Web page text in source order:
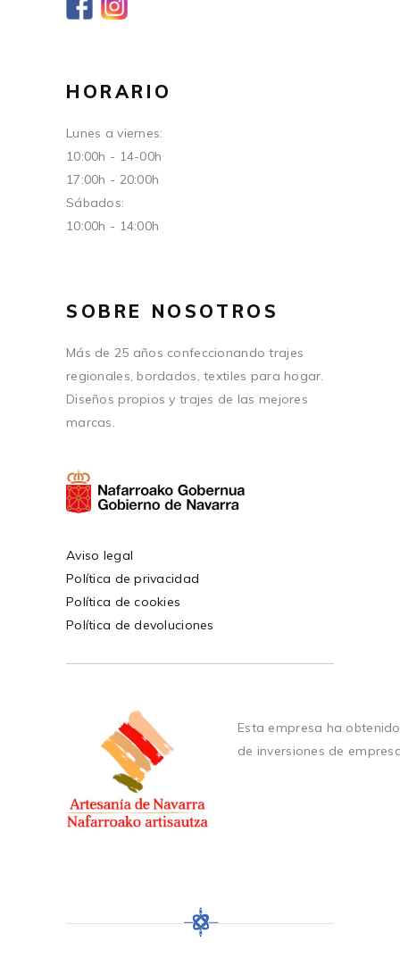
HORARIO
Lunes a viernes:
10:00h - 14-00h
17:00h - 20:00h
Sábados:
10:00h - 14:00h
SOBRE NOSOTROS
Más de 25 años confeccionando trajes
regionales, bordados, textiles para hogar.
Diseños propios y trajes de las mejores
marcas.
Aviso legal
Política de privacidad
Política de cookies
Política de devoluciones
Esta empresa ha
de inversiones de